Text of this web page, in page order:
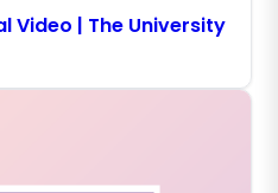
Video | The University